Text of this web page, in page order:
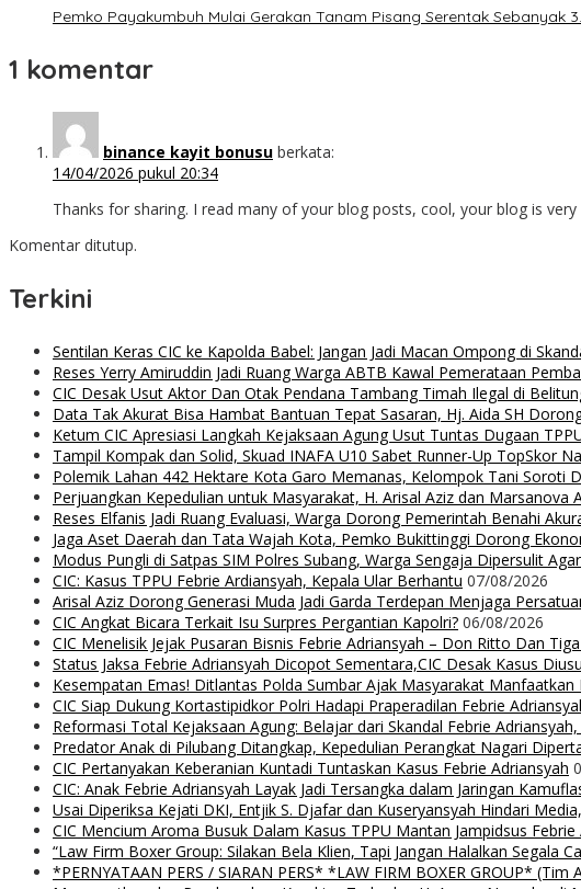
Pemko Payakumbuh Mulai Gerakan Tanam Pisang Serentak Sebanyak
1 komentar
binance kayit bonusu berkata:
14/04/2026 pukul 20:34
Thanks for sharing. I read many of your blog posts, cool, your blog is very
Komentar ditutup.
Terkini
Sentilan Keras CIC ke Kapolda Babel: Jangan Jadi Macan Ompong di
Reses Yerry Amiruddin Jadi Ruang Warga ABTB Kawal Pemerataan
CIC Desak Usut Aktor Dan Otak Pendana Tambang Timah Ilegal di
Data Tak Akurat Bisa Hambat Bantuan Tepat Sasaran, Hj. Aida SH
Ketum CIC Apresiasi Langkah Kejaksaan Agung Usut Tuntas Dugaan
Tampil Kompak dan Solid, Skuad INAFA U10 Sabet Runner-Up TopSkor
Polemik Lahan 442 Hektare Kota Garo Memanas, Kelompok Tani Soroti
Perjuangkan Kepedulian untuk Masyarakat, H. Arisal Aziz dan Marsanova
Reses Elfanis Jadi Ruang Evaluasi, Warga Dorong Pemerintah Benahi
Jaga Aset Daerah dan Tata Wajah Kota, Pemko Bukittinggi Dorong
Modus Pungli di Satpas SIM Polres Subang, Warga Sengaja Dipersulit
CIC: Kasus TPPU Febrie Ardiansyah, Kepala Ular Berhantu 07/08/2026
Arisal Aziz Dorong Generasi Muda Jadi Garda Terdepan Menjaga
CIC Angkat Bicara Terkait Isu Surpres Pergantian Kapolri? 06/08/2026
CIC Menelisik Jejak Pusaran Bisnis Febrie Adriansyah – Don Ritto Dan
Status Jaksa Febrie Adriansyah Dicopot Sementara,CIC Desak Kasus
Kesempatan Emas! Ditlantas Polda Sumbar Ajak Masyarakat
CIC Siap Dukung Kortastipidkor Polri Hadapi Praperadilan Febrie
Reformasi Total Kejaksaan Agung: Belajar dari Skandal Febrie
Predator Anak di Pilubang Ditangkap, Kepedulian Perangkat Nagari
CIC Pertanyakan Keberanian Kuntadi Tuntaskan Kasus Febrie Adriansyah
CIC: Anak Febrie Adriansyah Layak Jadi Tersangka dalam Jaringan
Usai Diperiksa Kejati DKI, Entjik S. Djafar dan Kuseryansyah Hindari
CIC Mencium Aroma Busuk Dalam Kasus TPPU Mantan Jampidsus
“Law Firm Boxer Group: Silakan Bela Klien, Tapi Jangan Halalkan Segala
*PERNYATAAN PERS / SIARAN PERS* *LAW FIRM BOXER GROUP*